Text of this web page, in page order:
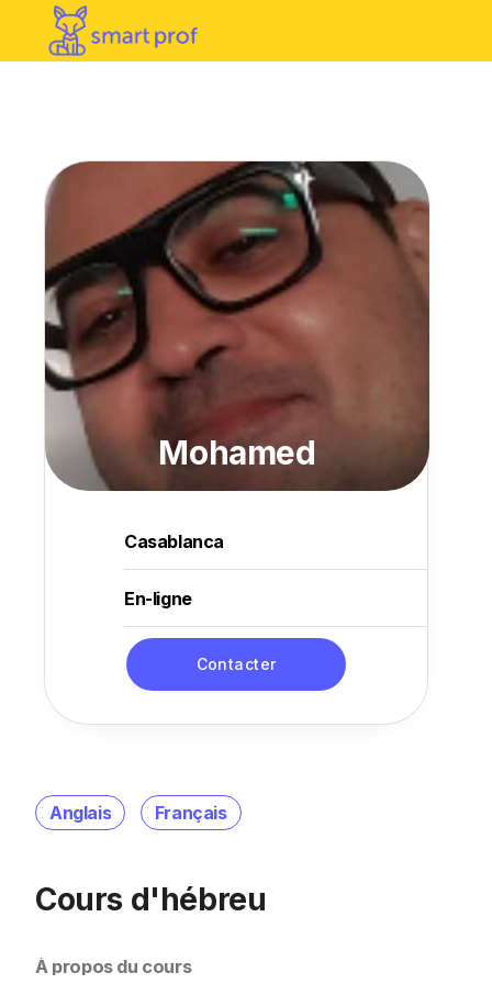
Anglais Français
Cours d'hébreu
À propos du cours
Mohamed
Casablanca
En-ligne
Contacter